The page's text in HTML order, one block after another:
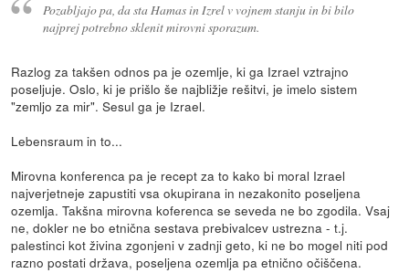
Pozabljajo pa, da sta Hamas in Izrel v vojnem stanju in bi bilo
najprej potrebno sklenit mirovni sporazum.
Razlog za takšen odnos pa je ozemlje, ki ga Izrael vztrajno
poseljuje. Oslo, ki je prišlo še najbližje rešitvi, je imelo sistem
"zemljo za mir". Sesul ga je Izrael.
Lebensraum in to...
Mirovna konferenca pa je recept za to kako bi moral Izrael
najverjetneje zapustiti vsa okupirana in nezakonito poseljena
ozemlja. Takšna mirovna koferenca se seveda ne bo zgodila. Vsaj
ne, dokler ne bo etnična sestava prebivalcev ustrezna - t.j.
palestinci kot živina zgonjeni v zadnji geto, ki ne bo mogel niti pod
razno postati država, poseljena ozemlja pa etnično očiščena.